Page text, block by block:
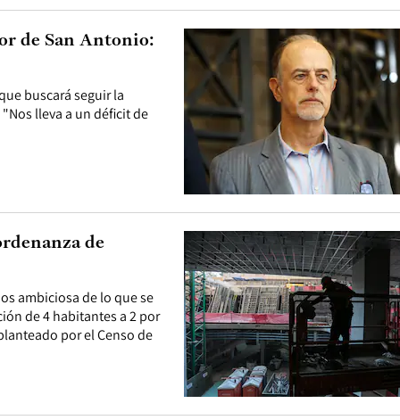
buscará seguir la
lleva a un déficit de
de San Antonio:
ambiciosa de lo que se
de 4 habitantes a 2 por
por el Censo de
de